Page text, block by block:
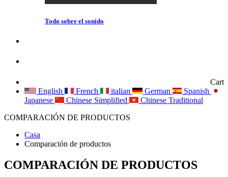
Todo sobre el sonido
Cart
English
French italian German
Spanish
Japanese
Chinese Simplified
Chinese Traditional
COMPARACIÓN DE PRODUCTOS
Casa
Comparación de productos
COMPARACIÓN DE PRODUCTOS